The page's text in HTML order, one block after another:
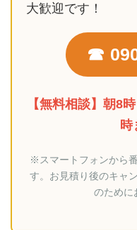
大歓迎です！
☎︎
【無料相談】朝8
時
※スマートフォンから
す。お見積り後のキャ
のために